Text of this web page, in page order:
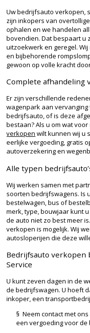
Uw bedrijfsauto verkopen,
zijn inkopers van
ophalen en we handelen
bovendien. Dat bespaart u
uitzoekwerk en geregel.
en bijbehorende
gewoon op volle kracht
Complete afhandeling
Er zijn verschillende
wagenpark aan vervanging
bedrijfsauto, of is deze
bestaan? Als u om wat
verkopen wilt kunnen wij u
eerlijke vergoeding, gratis
autoverzekering en
Alle typen
Wij werken samen met
soorten bedrijfswagens. Is
bestelwagen, bus of
merk, type, bouwjaar kunt
de auto niet zo best meer
verkopen is mogelijk. Wij
autosloperijen die deze
Bedrijfsauto verkopen
Service
U kunt zeven dagen in de
de bedrijfswagen. U hoeft
inkoper, een
§ Neem contact met
een vergoeding voor